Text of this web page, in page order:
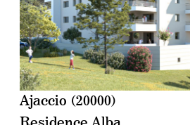
Ajaccio (20000)